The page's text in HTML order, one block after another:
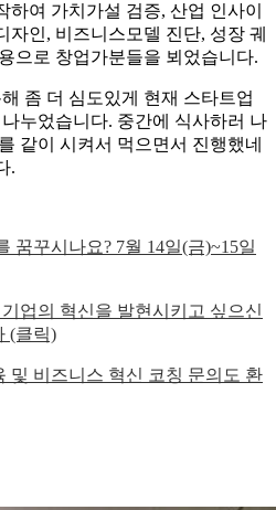
여 가치가설 검증, 산업 인사이
인, 비즈니스모델 진단, 성장 궤
으로 창업가분들을 뵈었습니다.
좀 더 심도있게 현재 스타트업
누었습니다. 중간에 식사하러 나
같이 시켜서 먹으면서 진행했네
.
꿈꾸시나요? 7월 14일(금)~15일
업의 혁신을 발현시키고 싶으신
(클릭)
및 비즈니스 혁신 코칭 문의도 환